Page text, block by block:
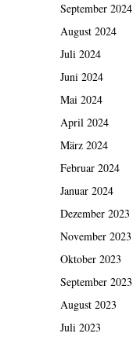
September 2024
August 2024
Juli 2024
Juni 2024
Mai 2024
April 2024
März 2024
Februar 2024
Januar 2024
Dezember 2023
November 2023
Oktober 2023
September 2023
August 2023
Juli 2023